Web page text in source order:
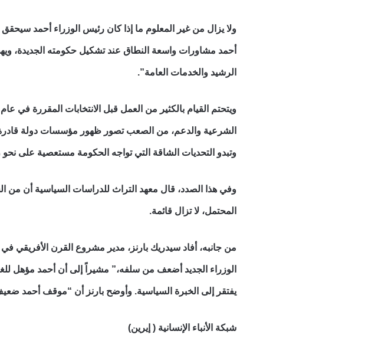
ولا يزال من غير المعلوم ما إذا كان رئيس الوزراء أحمد
أحمد مشاورات واسعة النطاق عند تشكيل حكومته الجديدة،
الرشيد والخدمات العامة”.
الشرعية والدعم، من الصعب تصور ظهور مؤسسات دولة قادرة
وتبدو التحديات الشاقة التي تواجه الحكومة مستعصية على نحو
وفي هذا الصدد، قال معهد التراث للدراسات السياسية أن من
المحتمل، لا تزال قائمة.
الوزراء الجديد أضعف من سلفه،” مشيراً إلى أن أحمد مؤهل
يفتقر إلى الخبرة السياسية. وأوضح بارنز أن “موقف أحمد
شبكة الأنباء الإنسانية ( إيرين)